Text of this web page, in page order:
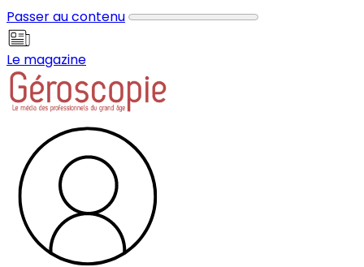
Passer au contenu
Le magazine
Panneau de gestion des cookies